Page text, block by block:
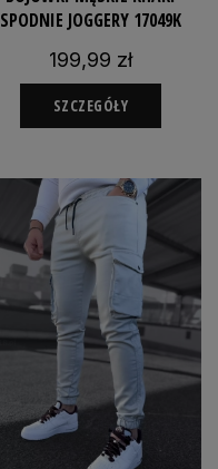
SPODNIE JOGGERY 17049K
199,99 zł
SZCZEGÓŁY